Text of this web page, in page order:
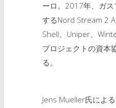
ーロ。2017年、ガ
するNord Stream 2
Shell、Uniper、
プロジェクトの資本
る。
Jens Mueller氏によ